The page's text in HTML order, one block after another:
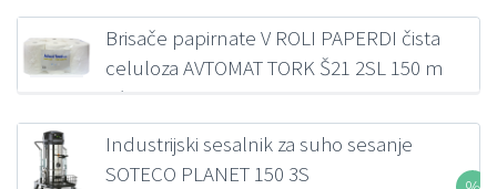
Brisače papirnate V ROLI PAPERDI čista
celuloza AVTOMAT TORK Š21 2SL 150 m
6/1
40,78€z DDV
Industrijski sesalnik za suho sesanje
SOTECO PLANET 150 3S